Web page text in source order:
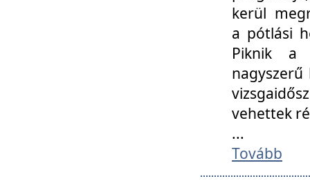
kerül
a pótlási
Piknik a
vehettek
...
Tovább